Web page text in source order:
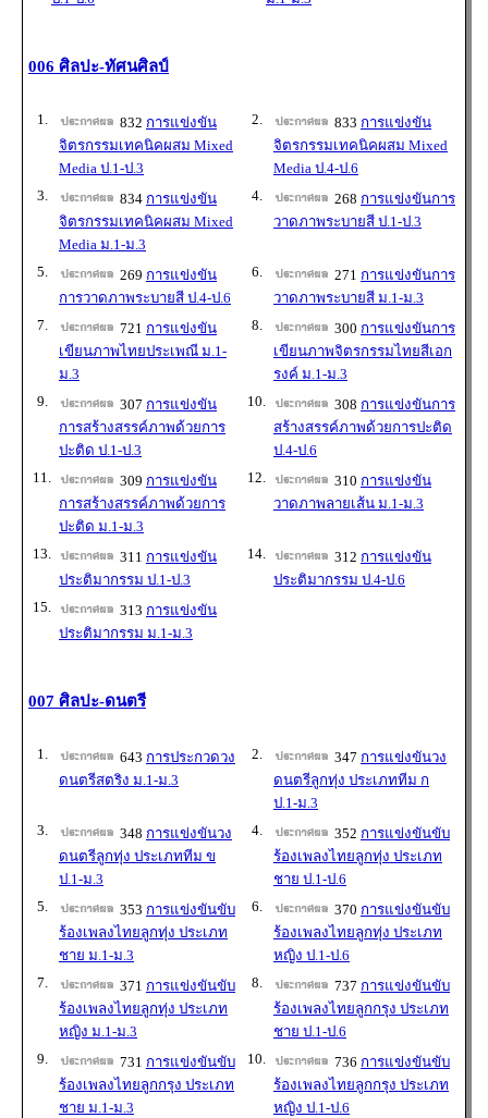
006 ศิลปะ-ทัศนศิลป์
1. 832 การแข่งขัน
จิตรกรรมเทคนิคผสม Mixed
Media ป.1-ป.3
2. 833 การแข่งขัน
จิตรกรรมเทคนิคผสม Mixed
Media ป.4-ป.6
3.
834 การแข่งขัน
จิตรกรรมเทคนิคผสม Mixed
Media ม.1-ม.3
4. 268 การแข่งขันการ
วาดภาพระบายสี ป.1-ป.3
5. 269 การแข่งขัน
การวาดภาพระบายสี ป.4-ป.6
6. 271 การแข่งขันการ
วาดภาพระบายสี ม.1-ม.3
7.
721 การแข่งขัน
เขียนภาพไทยประเพณี ม.1-
ม.3
8. 300 การแข่งขันการ
เขียนภาพจิตรกรรมไทยสีเอก
รงค์ ม.1-ม.3
9.
307 การแข่งขัน
การสร้างสรรค์ภาพด้วยการ
ปะติด ป.1-ป.3
10. 308 การแข่งขันการ
สร้างสรรค์ภาพด้วยการปะติด
ป.4-ป.6
11.
309 การแข่งขัน
การสร้างสรรค์ภาพด้วยการ
ปะติด ม.1-ม.3
12. 310 การแข่งขัน
วาดภาพลายเส้น ม.1-ม.3
13. 311 การแข่งขัน
ประติมากรรม ป.1-ป.3
14. 312 การแข่งขัน
ประติมากรรม ป.4-ป.6
15.
313 การแข่งขัน
ประติมากรรม ม.1-ม.3
007 ศิลปะ-ดนตรี
1. 643 การประกวดวง
ดนตรีสตริง ม.1-ม.3
2. 347 การแข่งขันวง
ดนตรีลูกทุ่ง ประเภททีม ก
ป.1-ม.3
3.
348 การแข่งขันวง
ดนตรีลูกทุ่ง ประเภททีม ข
ป.1-ม.3
4. 352 การแข่งขันขับ
ร้องเพลงไทยลูกทุ่ง ประเภท
ชาย ป.1-ป.6
5.
353 การแข่งขันขับ
ร้องเพลงไทยลูกทุ่ง ประเภท
ชาย ม.1-ม.3
6. 370 การแข่งขันขับ
ร้องเพลงไทยลูกทุ่ง ประเภท
หญิง ป.1-ป.6
7.
371 การแข่งขันขับ
ร้องเพลงไทยลูกทุ่ง ประเภท
หญิง ม.1-ม.3
8. 737 การแข่งขันขับ
ร้องเพลงไทยลูกกรุง ประเภท
ชาย ป.1-ป.6
9.
731 การแข่งขันขับ
ร้องเพลงไทยลูกกรุง ประเภท
ชาย ม.1-ม.3
10. 736 การแข่งขันขับ
ร้องเพลงไทยลูกกรุง ประเภท
หญิง ป.1-ป.6